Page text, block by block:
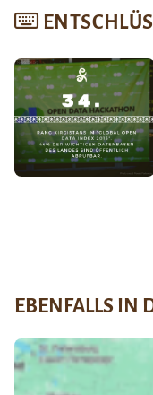
EBENFALLS IN